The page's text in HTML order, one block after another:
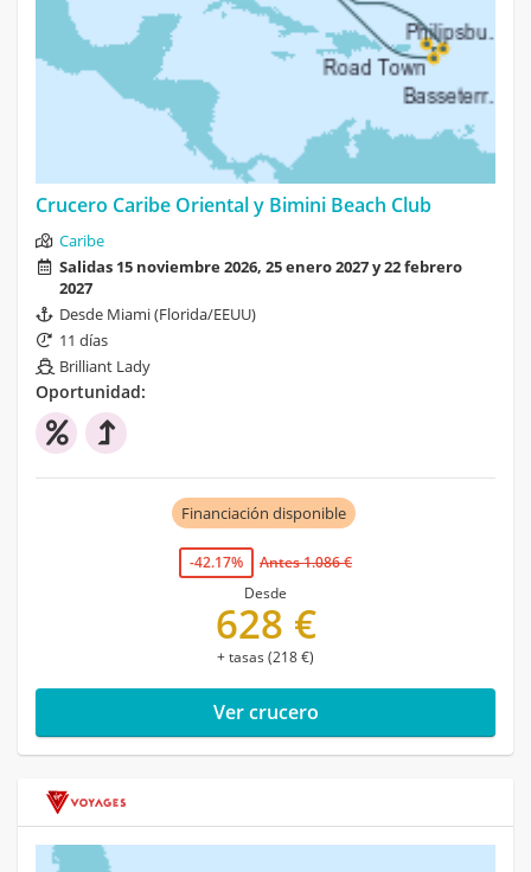
Crucero Caribe Oriental y Bimini Beach Club
Caribe
Salidas 15 noviembre 2026, 25 enero 2027 y 22 febrero
2027
Desde Miami (Florida/EEUU)
11 días
Brilliant Lady
Oportunidad:
Financiación disponible
-42.17%
Antes 1.086 €
Desde
628 €
+ tasas (218 €)
Ver crucero